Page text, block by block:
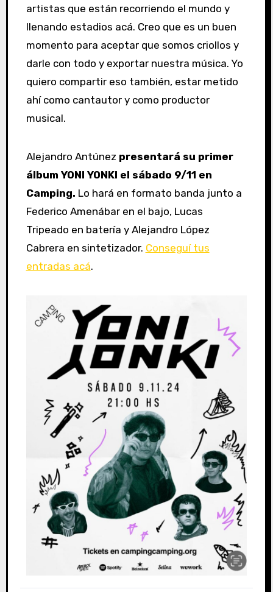
artistas que están recorriendo el mundo y
llenando estadios acá. Creo que es un buen
momento para aceptar que somos criollos y
darle con todo y exportar nuestra música. Yo
quiero compartir eso también, estar metido
ahí como cantautor y como productor
musical.
Alejandro Antúnez presentará su primer
álbum YONI YONKI el sábado 9/11 en
Camping. Lo hará en formato banda junto a
Federico Amenábar en el bajo, Lucas
Tripeado en batería y Alejandro López
Cabrera en sintetizador. Conseguí tus
entradas acá.